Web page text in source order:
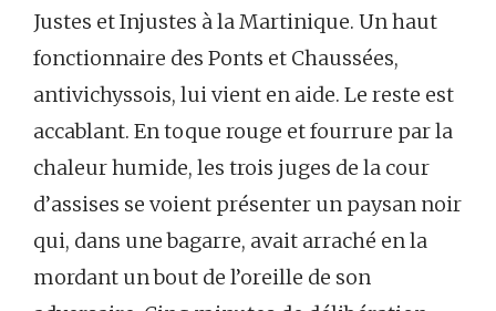
Justes et Injustes à la Martinique. Un haut
fonctionnaire des Ponts et Chaussées,
antivichyssois, lui vient en aide. Le reste est
accablant. En toque rouge et fourrure par la
chaleur humide, les trois juges de la cour
d’assises se voient présenter un paysan noir
qui, dans une bagarre, avait arraché en la
mordant un bout de l’oreille de son